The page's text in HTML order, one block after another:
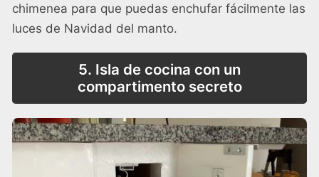
chimenea para que puedas enchufar fácilmente las
luces de Navidad del manto.
5. Isla de cocina con un
compartimento secreto